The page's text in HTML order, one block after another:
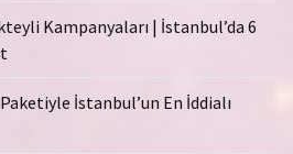
Kampanyaları | İstanbul’da 6
İstanbul’un En İddialı